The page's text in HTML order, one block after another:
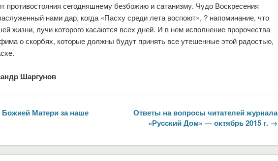
противостояния сегодняшнему безбожию и сатанизму. Чудо Воскресения
нами дар, когда «Пасху среди лета воспоют», ? напоминание, что
жизни, лучи которого касаются всех дней. И в нем исполнение пророчества
о скорбях, которые должны будут принять все утешенные этой радостью,
Шаргунов
Матери за наше
Ответы на вопросы читателей журнала
«Русский Дом» — октябрь 2015 г. →